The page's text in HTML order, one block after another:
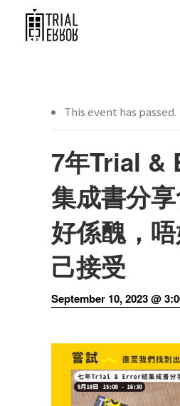
This event has passed.
7年Trial &
集成書分
好係醜，
己接受
September 10, 2023 @